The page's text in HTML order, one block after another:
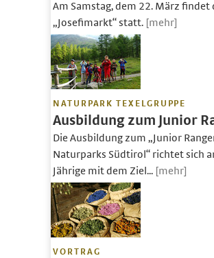
Am Samstag, dem 22. März findet
„Josefimarkt“ statt. [mehr]
NATURPARK TEXELGRUPPE
Ausbildung zum Junior
Die Ausbildung zum „Junior
Naturparks Südtirol“ richtet sich
Jährige mit dem Ziel... [mehr]
VORTRAG